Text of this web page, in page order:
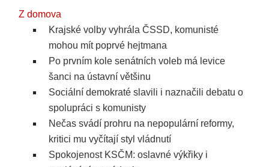
Z domova
Krajské volby vyhrála ČSSD, komunisté
mohou mít poprvé hejtmana
Po prvním kole senátních voleb má levice
šanci na ústavní většinu
Sociální demokraté slavili i naznačili debatu o
spolupráci s komunisty
Nečas svádí prohru na nepopulární reformy,
kritici mu vyčítají styl vládnutí
Spokojenost KSČM: oslavné výkřiky i